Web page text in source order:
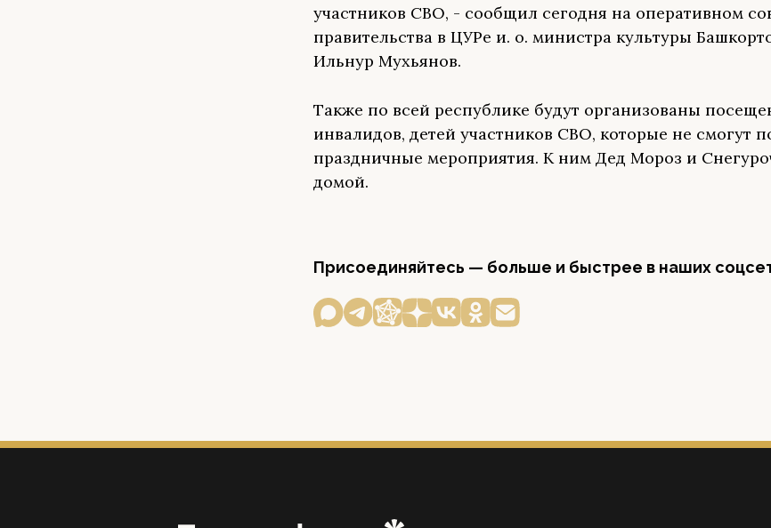
участников СВО, - сообщил сегодня на оперативном
правительства в ЦУРе и. о. министра культуры
Ильнур Мухьянов.
Также по всей республике будут организованы
инвалидов, детей участников СВО, которые не смогут
праздничные мероприятия. К ним Дед Мороз и
домой.
Присоединяйтесь — больше и быстрее в наших